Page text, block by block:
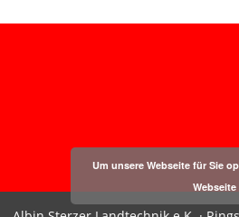
Um unsere Webseite für Sie